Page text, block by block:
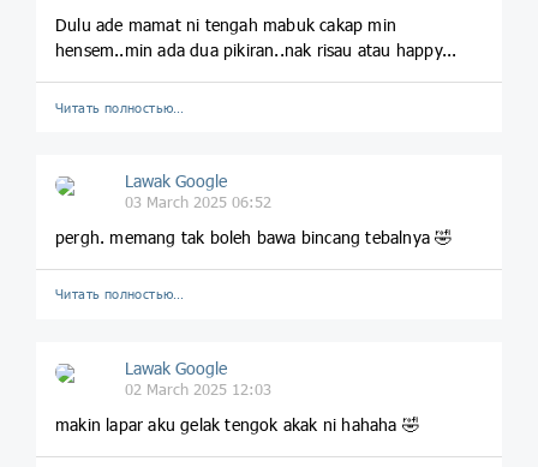
Dulu ade mamat ni tengah mabuk cakap min
hensem..min ada dua pikiran..nak risau atau happy...
Читать полностью…
Lawak Google
03 March 2025 06:52
pergh. memang tak boleh bawa bincang tebalnya 🤣
Читать полностью…
Lawak Google
02 March 2025 12:03
makin lapar aku gelak tengok akak ni hahaha 🤣